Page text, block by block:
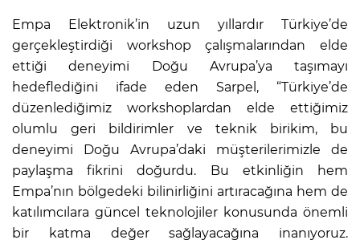
Empa Elektronik’in uzun yıllardır Türkiye’de
gerçekleştirdiği workshop çalışmalarından elde
ettiği deneyimi Doğu Avrupa’ya taşımayı
hedeflediğini ifade eden Sarpel, “Türkiye’de
düzenlediğimiz workshoplardan elde ettiğimiz
olumlu geri bildirimler ve teknik birikim, bu
deneyimi Doğu Avrupa’daki müşterilerimizle de
paylaşma fikrini doğurdu. Bu etkinliğin hem
Empa’nın bölgedeki bilinirliğini artıracağına hem de
katılımcılara güncel teknolojiler konusunda önemli
bir katma değer sağlayacağına inanıyoruz.